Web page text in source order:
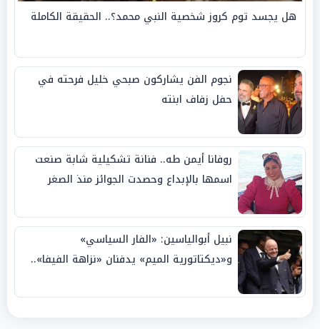
هل يجسد توم كروز شخصية النبي محمد؟.. الحقيقة الكاملة
نجوم الفن يشاركون صبحي خليل فرحته في
حفل زفاف ابنته
روفانا أيمن طه.. فنانة تشكيلية شابة صنعت
اسمها بالإبداع وحصدت الجوائز منذ الصغر
نبيل أبوالياسين: «الفار السياسي»
و«ديكتاتورية الميم» يدفنان «نزاهة الفيفا»..